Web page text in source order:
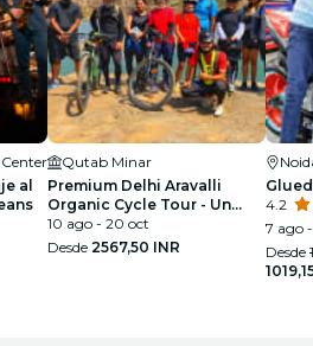
al
Qutab Minar
Premium Delhi Aravalli
Organic Cycle Tour - Un
vistazo a la India real y rural
10 ago - 20 oct
Desde 2567,50 INR
4.2
7 ago
Desde